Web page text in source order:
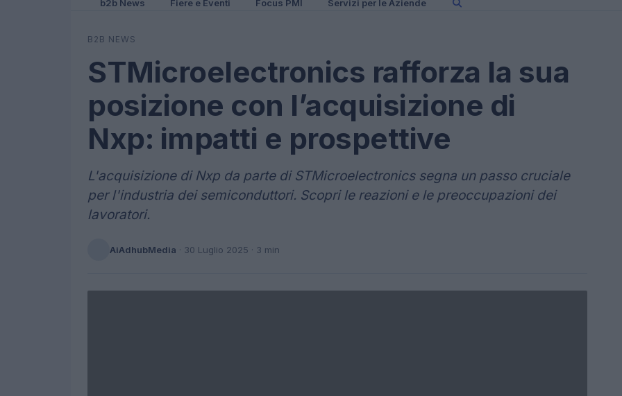
b2b News Fiere e Eventi Focus PMI Servizi per le Aziende
B2B NEWS
STMicroelectronics rafforza la sua
posizione con l’acquisizione di
Nxp: impatti e prospettive
L'acquisizione di Nxp da parte di STMicroelectronics segna un passo cruciale
per l'industria dei semiconduttori. Scopri le reazioni e le preoccupazioni dei
lavoratori.
AiAdhubMedia · 30 Luglio 2025 · 3 min